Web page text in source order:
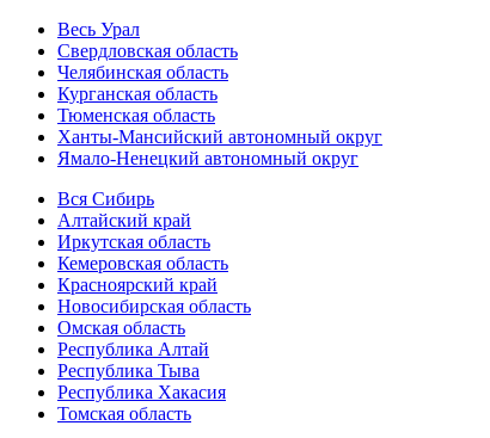
Весь Урал
Свердловская область
Челябинская область
Курганская область
Тюменская область
Ханты-Мансийский автономный округ
Ямало-Ненецкий автономный округ
Вся Сибирь
Алтайский край
Иркутская область
Кемеровская область
Красноярский край
Новосибирская область
Омская область
Республика Алтай
Республика Тыва
Республика Хакасия
Томская область